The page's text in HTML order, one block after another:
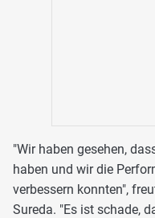
"Wir haben gesehen,
haben und wir die
verbessern konnten",
Sureda. "Es ist schade,